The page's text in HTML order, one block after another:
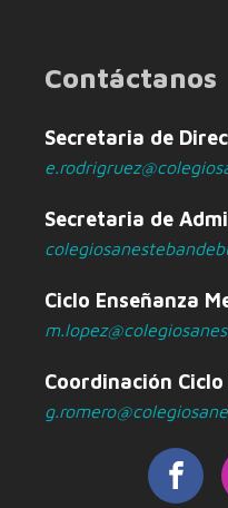
Contáctanos
Secretaria de
Secretaria de
Ciclo Enseñanza
Coordinación Ciclo